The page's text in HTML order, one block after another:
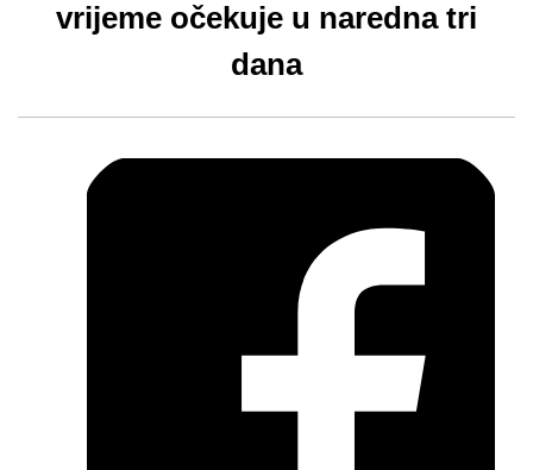
vrijeme očekuje u naredna tri
dana